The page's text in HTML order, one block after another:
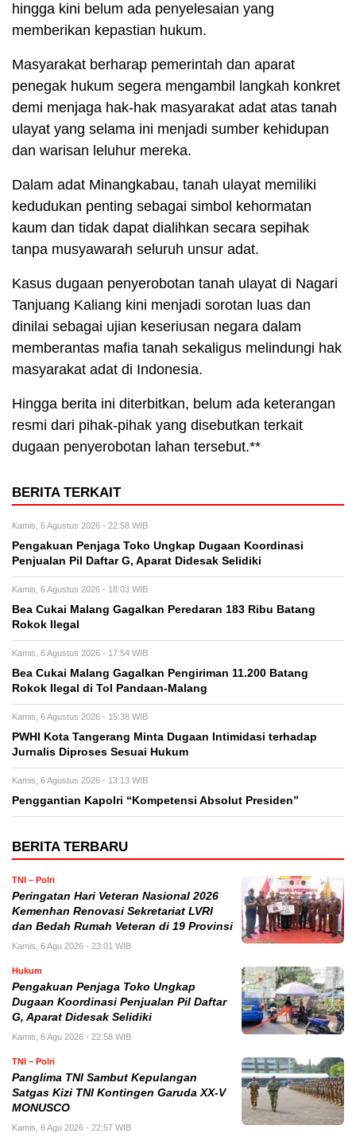
hingga kini belum ada penyelesaian yang
memberikan kepastian hukum.
Masyarakat berharap pemerintah dan aparat
penegak hukum segera mengambil langkah konkret
demi menjaga hak-hak masyarakat adat atas tanah
ulayat yang selama ini menjadi sumber kehidupan
dan warisan leluhur mereka.
Dalam adat Minangkabau, tanah ulayat memiliki
kedudukan penting sebagai simbol kehormatan
kaum dan tidak dapat dialihkan secara sepihak
tanpa musyawarah seluruh unsur adat.
Kasus dugaan penyerobotan tanah ulayat di Nagari
Tanjuang Kaliang kini menjadi sorotan luas dan
dinilai sebagai ujian keseriusan negara dalam
memberantas mafia tanah sekaligus melindungi hak
masyarakat adat di Indonesia.
Hingga berita ini diterbitkan, belum ada keterangan
resmi dari pihak-pihak yang disebutkan terkait
dugaan penyerobotan lahan tersebut.**
BERITA TERKAIT
Kamis, 6 Agustus 2026 - 22:58 WIB
Pengakuan Penjaga Toko Ungkap Dugaan Koordinasi
Penjualan Pil Daftar G, Aparat Didesak Selidiki
Kamis, 6 Agustus 2026 - 18:03 WIB
Bea Cukai Malang Gagalkan Peredaran 183 Ribu Batang
Rokok Ilegal
Kamis, 6 Agustus 2026 - 17:54 WIB
Bea Cukai Malang Gagalkan Pengiriman 11.200 Batang
Rokok Ilegal di Tol Pandaan-Malang
Kamis, 6 Agustus 2026 - 15:38 WIB
PWHI Kota Tangerang Minta Dugaan Intimidasi terhadap
Jurnalis Diproses Sesuai Hukum
Kamis, 6 Agustus 2026 - 13:13 WIB
Penggantian Kapolri “Kompetensi Absolut Presiden”
BERITA TERBARU
TNI – Polri
Peringatan Hari Veteran Nasional 2026
Kemenhan Renovasi Sekretariat LVRI
dan Bedah Rumah Veteran di 19 Provinsi
Kamis, 6 Agu 2026 - 23:01 WIB
Hukum
Pengakuan Penjaga Toko Ungkap
Dugaan Koordinasi Penjualan Pil Daftar
G, Aparat Didesak Selidiki
Kamis, 6 Agu 2026 - 22:58 WIB
TNI – Polri
Panglima TNI Sambut Kepulangan
Satgas Kizi TNI Kontingen Garuda XX-V
MONUSCO
Kamis, 6 Agu 2026 - 22:57 WIB